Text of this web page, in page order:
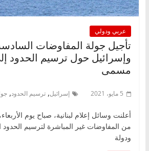
عربي ودولي
تأجيل جولة المفاوضات
وإسرائيل حول ترسيم الحدود
مسمى
5 مايو، 2021 إسرائيل, ترسيم الحدود,
أعلنت وسائل إعلام لبنانية، صباح يوم
من المفاوضات غير المباشرة لترسيم الحدود
ودولة